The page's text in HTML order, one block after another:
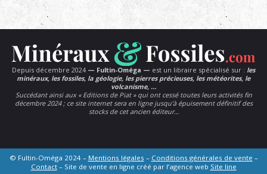
Depuis décembre 2024 — Fultin-Oméga — est un libraire spécialisé sur : les
minéraux, les fossiles, la géologie, les pierres précieuses, les météorites, le
volcanisme, …
Succédant ainsi aux « Editions de Piat » qui ont cessé toutes leurs activités fin
décembre 2024 ; ce site internet sera en ligne jusqu’à épuisement définitif des
stocks de cet ancien éditeur…
© Fultin-Oméga 2024 – Mentions légales – Conditions générales de vente –
Contact– Site de vente en ligne créé par l’agence web Site line